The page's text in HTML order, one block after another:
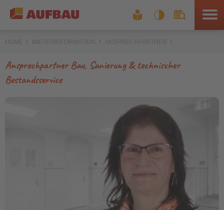
Ansprechpartner Bau, Sanierung & technischer
Bestandsservice